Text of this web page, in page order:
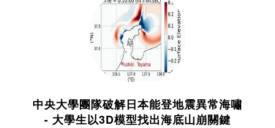
中央大學團隊破解日本能登地震異常海嘯
- 大學生以3D模型找出海底山崩關鍵